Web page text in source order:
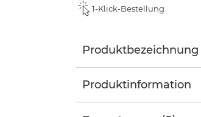
1-Klick-Bestellung
Produktbezeichnung
Produktinformation